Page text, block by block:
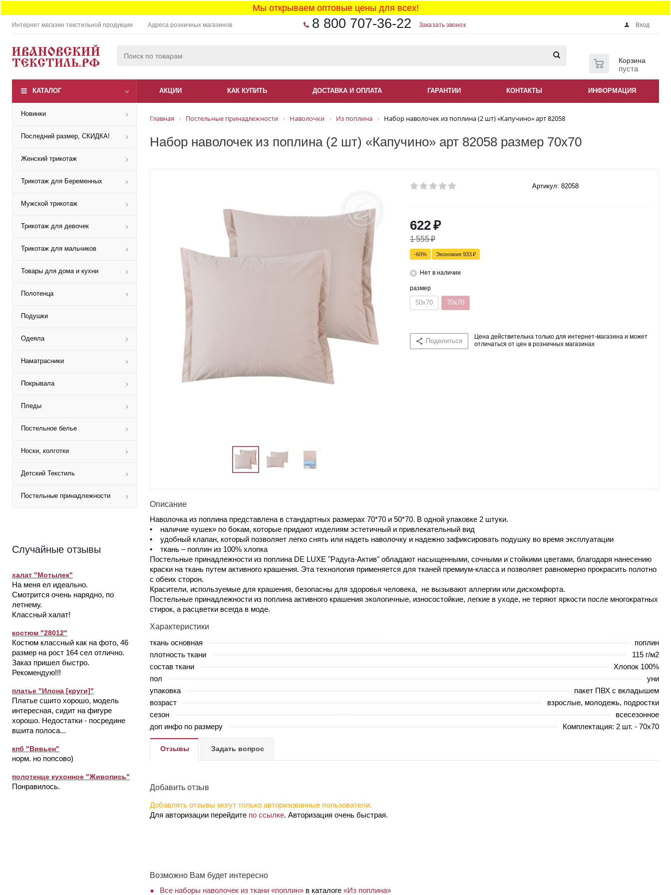
Мы открываем оптовые цены для всех!
Интернет магазин текстильной продукции Адреса розничных магазинов 8 800 707-36-22 Заказать звонок Вход
Корзина
пуста
КАТАЛОГ АКЦИИ КАК КУПИТЬ ДОСТАВКА И ОПЛАТА ГАРАНТИИ КОНТАКТЫ ИНФОРМАЦИЯ
Новинки
Последний размер, СКИДКА!
Женский трикотаж
Трикотаж для Беременных
Мужской трикотаж
Трикотаж для девочек
Трикотаж для мальчиков
Товары для дома и кухни
Полотенца
Подушки
Одеяла
Наматрасники
Покрывала
Пледы
Постельное белье
Носки, колготки
Детский Текстиль
Постельные принадлежности
Случайные отзывы
халат "Мотылек"
На меня ел идеально.
Смотрится очень нарядно, по
летнему.
Классный халат!
костюм "28012"
Костюм классный как на фото, 46
размер на рост 164 сел отлично.
Заказ пришел быстро.
Рекомендую!!!
платье "Илона [круги]"
Платье сшито хорошо, модель
интересная, сидит на фигуре
хорошо. Недостатки - посредине
вшита полоса...
кпб "Вивьен"
норм. но попсово)
полотенце кухонное "Живопись"
Понравилось.
Главная Постельные принадлежности Наволочки Из поплина Набор наволочек из поплина (2 шт) «Капучино» арт 82058
Набор наволочек из поплина (2 шт) «Капучино» арт 82058 размер 70x70
Артикул: 82058
622₽
1 555₽
-60% Экономия 933₽
Нет в наличии
размер
50x70 70x70
Поделиться
Цена действительна только для интернет-магазина и может
отличаться от цен в розничных магазинах
Описание
Наволочка из поплина представлена в стандартных размерах 70*70 и 50*70. В одной упаковке 2 штуки.
• наличие «ушек» по бокам, которые придают изделиям эстетичный и привлекательный вид
• удобный клапан, который позволяет легко снять или надеть наволочку и надежно зафиксировать подушку во время эксплуатации
• ткань – поплин из 100% хлопка
Постельные принадлежности из поплина DE LUXE "Радуга-Актив" обладают насыщенными, сочными и стойкими цветами, благодаря нанесению
краски на ткань путем активного крашения. Эта технология применяется для тканей премиум-класса и позволяет равномерно прокрасить полотно
с обеих сторон.
Красители, используемые для крашения, безопасны для здоровья человека, не вызывают аллергии или дискомфорта.
Постельные принадлежности из поплина активного крашения экологичные, износостойкие, легкие в уходе, не теряют яркости после многократных
стирок, а расцветки всегда в моде.
Характеристики
ткань основная
поплин
плотность ткани
115 г/м2
состав ткани
Хлопок 100%
пол
уни
упаковка
пакет ПВХ с вкладышем
возраст
взрослые, молодежь, подростки
сезон
всесезонное
доп инфо по размеру
Комплектация: 2 шт. - 70х70
Отзывы Задать вопрос
Добавить отзыв
Добавлять отзывы могут только авторизованные пользователи.
Для авторизации перейдите по ссылке. Авторизация очень быстрая.
Возможно Вам будет интересно
Все наборы наволочек из ткани «поплин» в каталоге «Из поплина»